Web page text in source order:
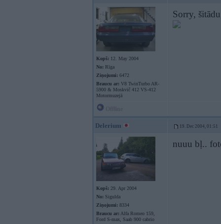
Kopš: 12. May 2004
No: Rīga
Ziņojumi: 6472
Braucu ar: V8 TwinTurbo AR-
5900 & Moskvič 412 VS-412
Motormuzejā
Sorry,
Delerium 19. Dec 2004, 01:51
Kopš: 29. Apr 2004
No: Sigulda
Ziņojumi: 8334
Braucu ar: Alfa Romeo 159,
Ford S-max, Saab 900 cabrio
nuuu bļ..